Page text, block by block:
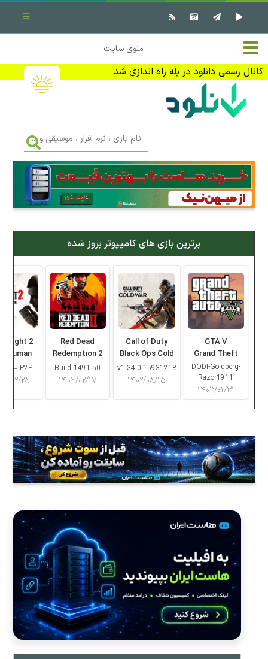
خانه
تماس با ما
تبلیغات
منوی سایت
کانال رسمی دانلود در بله راه اندازی شد
✖ بستن منو
نرم افزار کامپیوتر
بازی کامپیوتر
کتاب
جهت دریافت آخرین اخبار و اطلاعات ما را در کانال رسمی دانلود در
بله دنبال کنید (ورود)
بازی
،
نرم
افزار
،
موسیقی
...
برترین بازی های کامپیوتر بروز شده
GTA V
Grand Theft
Auto V
DODI-Goldberg-
Razor1911
۱۴۰۳/۰۱/۳۱
Call of Duty
Black Ops Cold
War
v1.34.0.15931218
۱۴۰۲/۰۸/۱۵
Red Dead
Redemption 2
Build 1491.50
۱۴۰۳/۰۲/۱۷
Light 2
Human
– P2P
۱۴۰۳/